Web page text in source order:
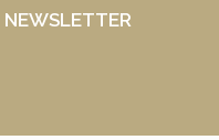
NEWSLETTER